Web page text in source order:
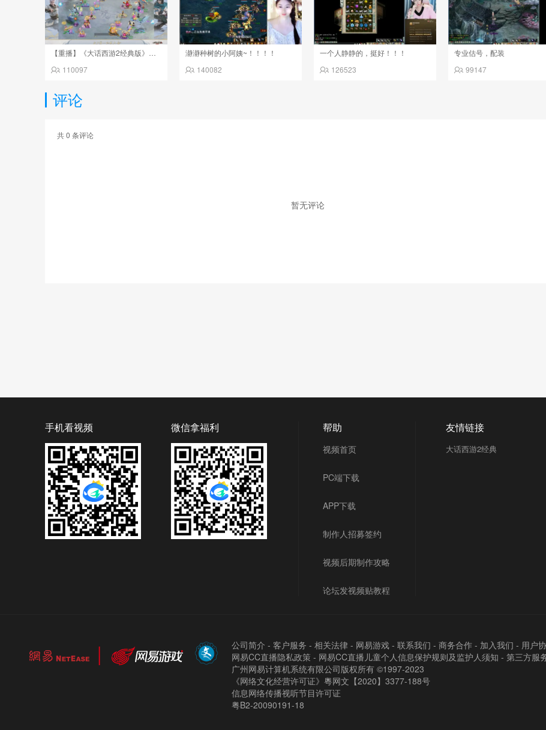
110097
瀞瀞种树的小阿姨~！！！！
140082
一个人静静的，挺好！！！
126523
专业估号，配装
99147
评论
共0 条评论
暂无评论
手机看视频 微信拿福利 帮助
视频首页
PC端下载
APP下载
制作人招募签约
视频后期制作攻略
论坛发视频贴教程
友情链接
大话西游2经典
公司简介 - 客户服务 - 相关法律 - 网易游戏 - 联系我们 - 商务合作 - 加入我们 - 用户
网易CC直播隐私政策 - 网易CC直播儿童个人信息保护规则及监护人须知 - 第三方服
广州网易计算机系统有限公司版权所有 ©1997-2023
《网络文化经营许可证》粵网文【2020】3377-188号
信息网络传播视听节目许可证
粤B2-20090191-18